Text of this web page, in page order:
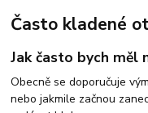
Často kladené
Jak často bych měl
Obecně se doporučuje
nebo jakmile začnou